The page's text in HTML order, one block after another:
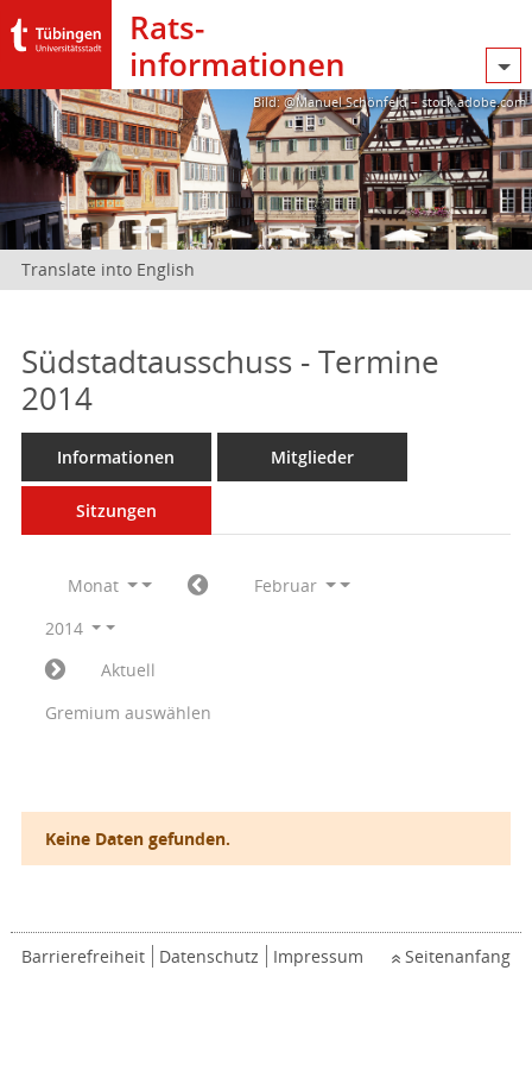
Rats­
informationen
Bild: @Manuel Schönfeld – stock.adobe.com
Translate into English
Südstadtausschuss - Termine
2014
Informationen Mitglieder
Sitzungen
Monat
Februar
2014
Aktuell
Gremium auswählen
Keine Daten gefunden.
Barrierefreiheit Datenschutz Impressum Seitenanfang